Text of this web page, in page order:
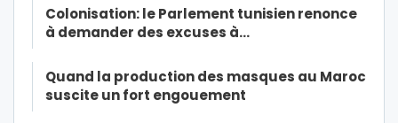
Colonisation: le Parlement tunisien renonce
à demander des excuses à…
Quand la production des masques au Maroc
suscite un fort engouement